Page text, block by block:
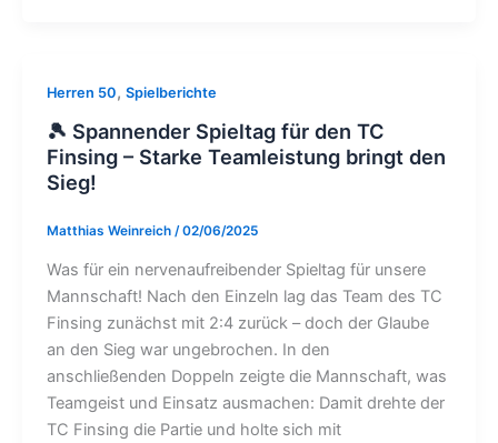
Herren 50, Spielberichte
🎾 Spannender Spieltag für den TC
Finsing – Starke Teamleistung bringt den
Sieg!
Matthias Weinreich /02/06/2025
Was für ein nervenaufreibender Spieltag für unsere
Mannschaft! Nach den Einzeln lag das Team des TC
Finsing zunächst mit 2:4 zurück – doch der Glaube
an den Sieg war ungebrochen. In den
anschließenden Doppeln zeigte die Mannschaft, was
Teamgeist und Einsatz ausmachen: Damit drehte der
TC Finsing die Partie und holte sich mit